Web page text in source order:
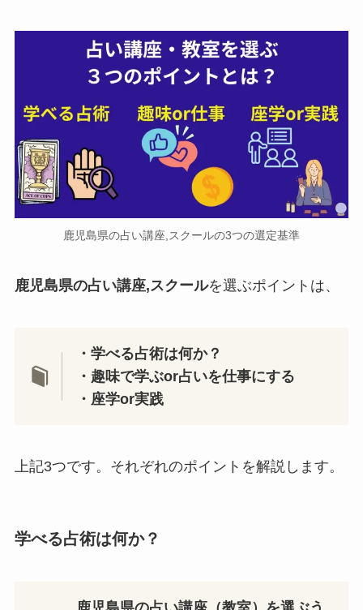
鹿児島県の占い講座,スクールの3つの選定基準
鹿児島県の占い講座,スクールを選ぶポイントは、
・学べる占術は何か？
・趣味で学ぶor占いを仕事にする
・座学or実践
上記3つです。それぞれのポイントを解説します。
学べる占術は何か？